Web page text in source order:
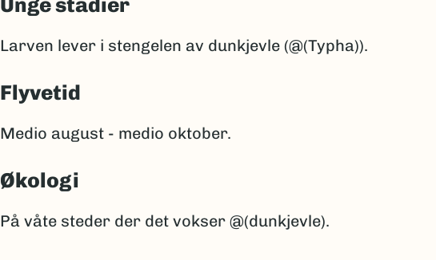
Unge stadier
Larven lever i stengelen av dunkjevle (@(Typha)).
Flyvetid
Medio august - medio oktober.
Økologi
På våte steder der det vokser @(dunkjevle).